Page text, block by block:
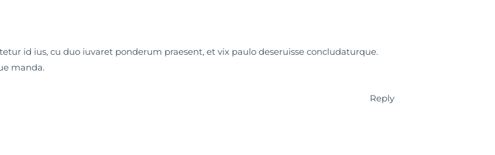
id ius, cu duo iuvaret ponderum praesent, et vix paulo deseruisse concludaturque.
manda.
Reply